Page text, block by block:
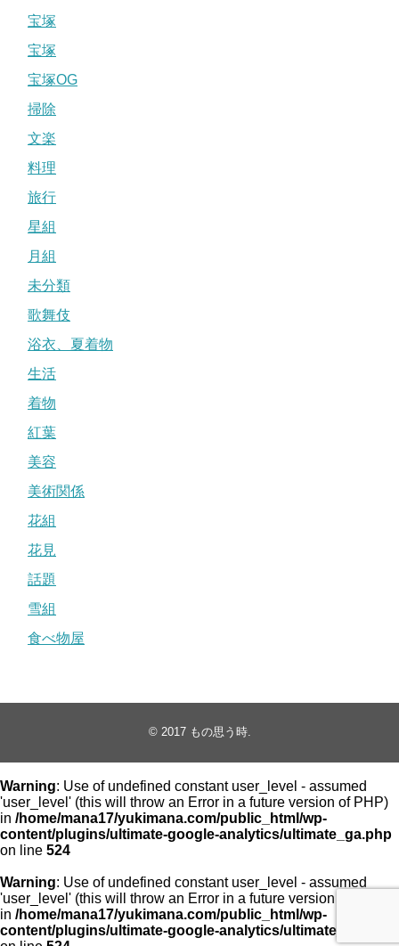
宝塚
宝塚
宝塚OG
掃除
文楽
料理
旅行
星組
月組
未分類
歌舞伎
浴衣、夏着物
生活
着物
紅葉
美容
美術関係
花組
花見
話題
雪組
食べ物屋
© 2017 もの思う時.
Warning: Use of undefined constant user_level - assumed
'user_level' (this will throw an Error in a future version of PHP)
in /home/mana17/yukimana.com/public_html/wp-
content/plugins/ultimate-google-analytics/ultimate_ga.php
on line 524
Warning: Use of undefined constant user_level - assumed
'user_level' (this will throw an Error in a future version of PHP)
in /home/mana17/yukimana.com/public_html/wp-
content/plugins/ultimate-google-analytics/ultimate_ga.php